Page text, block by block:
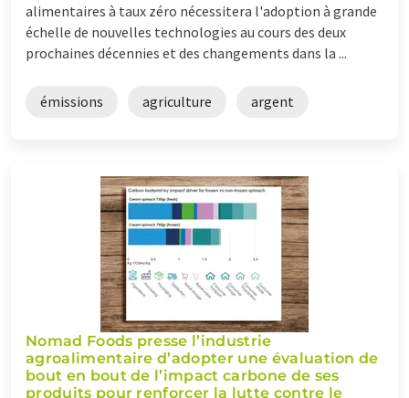
alimentaires à taux zéro nécessitera l'adoption à grande
échelle de nouvelles technologies au cours des deux
prochaines décennies et des changements dans la ...
émissions agriculture argent
Nomad Foods presse l’industrie
agroalimentaire d’adopter une évaluation de
bout en bout de l’impact carbone de ses
produits pour renforcer la lutte contre le